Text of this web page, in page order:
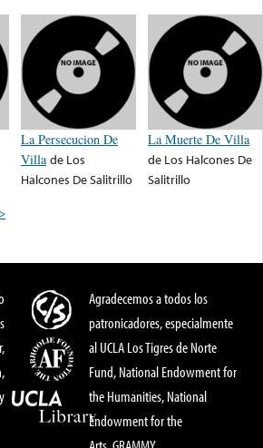
La Persecucion De
Villa de Los
Halcones De Salitrillo
La Muerte De Villa
de Los Halcones De
Salitrillo
Agradecemos a todos los
patronicadores, especialmente
al UCLA Los Tigres de Norte
Fund, National Endowment for
the Humanities, National
Endowment for the